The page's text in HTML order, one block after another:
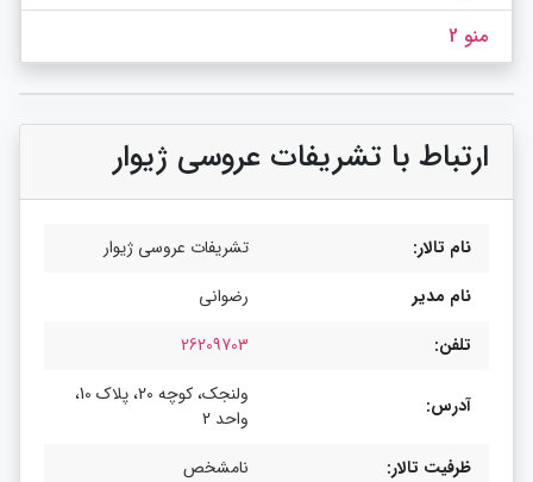
منو 2
ارتباط با تشریفات عروسی ژیوار
نام تالار:
تشریفات عروسی ژیوار
نام مدیر
رضوانی
تلفن:
26209703
آدرس:
ولنجک، کوچه 20، پلاک 10،
واحد 2
ظرفیت تالار:
نامشخص